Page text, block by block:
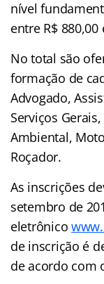
nível
entre R$ 880,00
No total são
formação de
Advogado,
Serviços
Ambiental,
Roçador.
As inscrições
setembro de
eletrônico
de inscrição é
de acordo com